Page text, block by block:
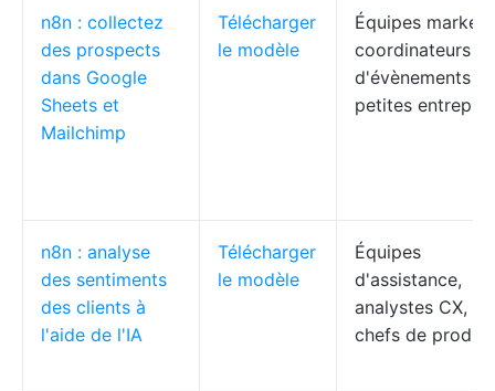
n8n : collectez
des prospects
dans Google
Sheets et
Mailchimp
Télécharger
le modèle
Équipes
coordinateurs
d'évènements et
petites
n8n : analyse
des sentiments
des clients à
l'aide de l'IA
Télécharger
le modèle
Équipes
d'assistance,
analystes CX,
chefs de produit